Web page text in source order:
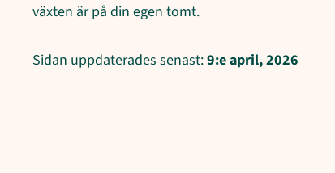
växten är på din egen tomt.
Sidan uppdaterades senast:9:e april, 2026